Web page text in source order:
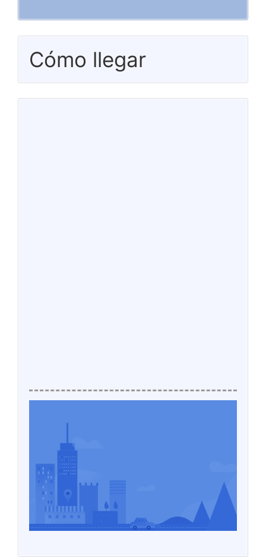
Cómo llegar